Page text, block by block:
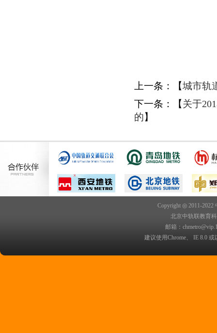
上一条：【城市轨
下一条：【关于
的】
Copyright ◎ 2011-2022
北京中轨联教育
邮箱：
建议使用Chrome、 IE 8.0